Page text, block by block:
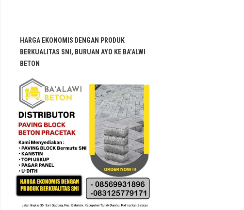
HARGA EKONOMIS DENGAN PRODUK
BERKUALITAS SNI, BURUAN AYO KE BA’ALWI
BETON